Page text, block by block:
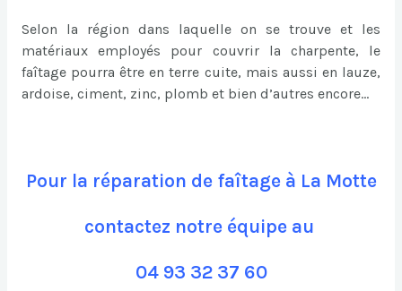
Selon la région dans laquelle on se trouve et les
matériaux employés pour couvrir la charpente, le
faîtage pourra être en terre cuite, mais aussi en lauze,
ardoise, ciment, zinc, plomb et bien d’autres encore…
Pour la réparation de faîtage à La Motte
contactez notre équipe au
04 93 32 37 60